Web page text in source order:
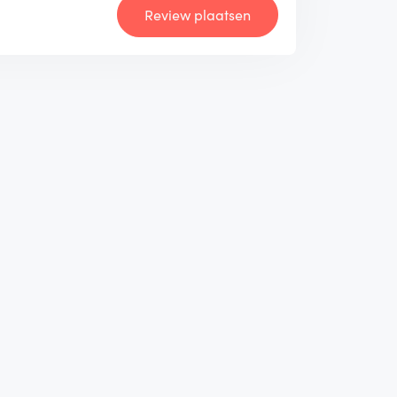
Review plaatsen